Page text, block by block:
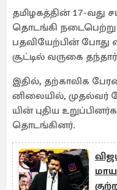
தமிழகத்தின் 17-வது
தொடங்கி நடைபெற்று
பதவியேற்பின்
சூட்டில் வருகை
இதில், தற்​காலிக
னிலை​யில், முதல்​வர்
யின் புதிய
தொடங்கினர்.